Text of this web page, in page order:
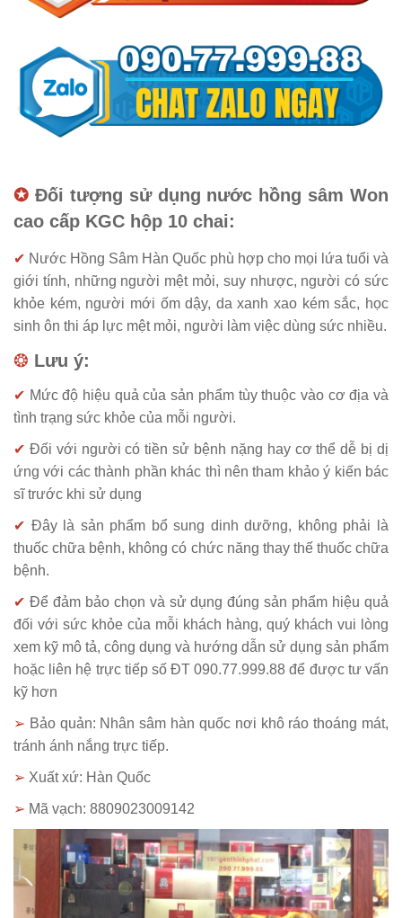
✪ Đối tượng sử dụng nước hồng sâm Won
cao cấp KGC hộp 10 chai:
✔ Nước Hồng Sâm Hàn Quốc phù hợp cho mọi lứa tuổi và
giới tính, những người mệt mỏi, suy nhược, người có sức
khỏe kém, người mới ốm dậy, da xanh xao kém sắc, học
sinh ôn thi áp lực mệt mỏi, người làm việc dùng sức nhiều.
❂ Lưu ý:
✔ Mức độ hiệu quả của sản phẩm tùy thuộc vào cơ địa và
tình trạng sức khỏe của mỗi người.
✔ Đối với người có tiền sử bệnh nặng hay cơ thể dễ bị dị
ứng với các thành phần khác thì nên tham khảo ý kiến bác
sĩ trước khi sử dụng
✔ Đây là sản phẩm bổ sung dinh dưỡng, không phải là
thuốc chữa bệnh, không có chức năng thay thế thuốc chữa
bệnh.
✔ Để đảm bảo chọn và sử dụng đúng sản phẩm hiệu quả
đối với sức khỏe của mỗi khách hàng, quý khách vui lòng
xem kỹ mô tả, công dụng và hướng dẫn sử dụng sản phẩm
hoặc liên hệ trực tiếp số ĐT 090.77.999.88 để được tư vấn
kỹ hơn
➢ Bảo quản: Nhân sâm hàn quốc nơi khô ráo thoáng mát,
tránh ánh nắng trực tiếp.
➢ Xuất xứ: Hàn Quốc
➢ Mã vạch: 8809023009142